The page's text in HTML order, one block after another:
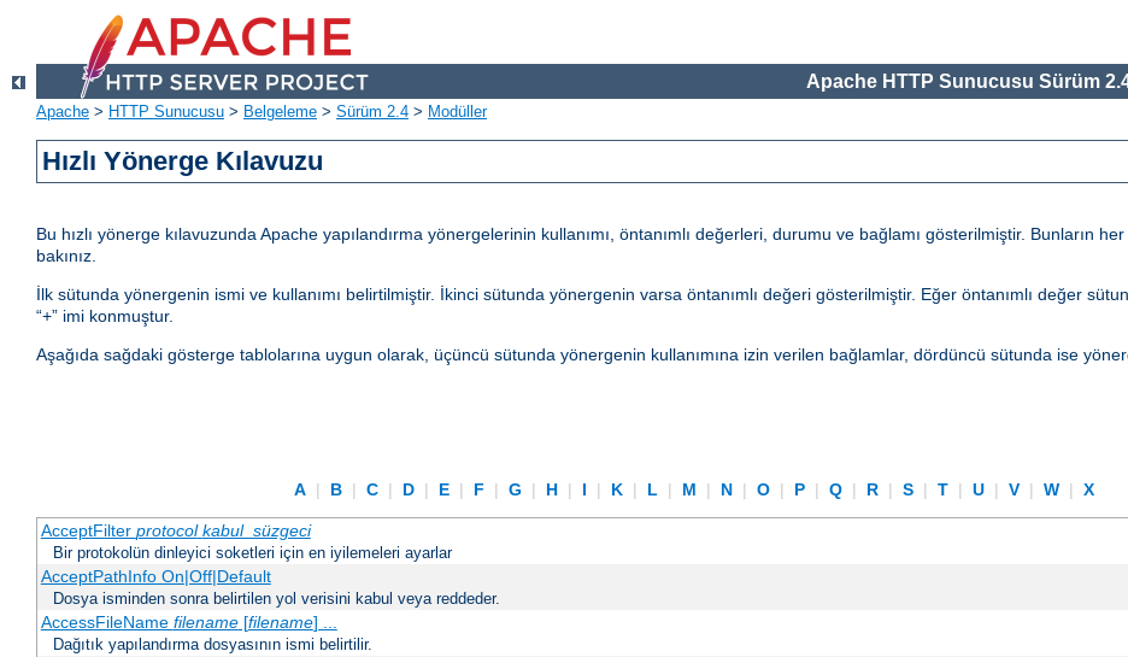
Apache HTTP Sunucusu Sürüm
Apache > HTTP Sunucusu > Belgeleme > Sürüm 2.4 > Modüller
Hızlı Yönerge Kılavuzu
Bu hızlı yönerge kılavuzunda Apache yapılandırma yönergelerinin kullanımı, öntanımlı değerleri, durumu ve bağlamı gösterilmiştir. Bunların
bakınız.
İlk sütunda yönergenin ismi ve kullanımı belirtilmiştir. İkinci sütunda yönergenin varsa öntanımlı değeri gösterilmiştir. Eğer öntanımlı değer
“+” imi konmuştur.
Aşağıda sağdaki gösterge tablolarına uygun olarak, üçüncü sütunda yönergenin kullanımına izin verilen bağlamlar, dördüncü sütunda ise
A | B | C | D | E | F | G | H | I | K | L | M | N | O | P | Q | R | S | T | U | V | W | X
AcceptFilter protocol kabul_süzgeci
Bir protokolün dinleyici soketleri için en iyilemeleri ayarlar
AcceptPathInfo On|Off|Default
Dosya isminden sonra belirtilen yol verisini kabul veya reddeder.
AccessFileName filename[filename] ...
Dağıtık yapılandırma dosyasının ismi belirtilir.